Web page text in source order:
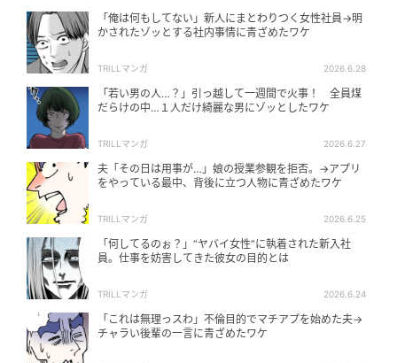
「俺は何もしてない」新人にまとわりつく女性社員→明
かされたゾッとする社内事情に青ざめたワケ
TRILLマンガ 2026.6.28
「若い男の人…？」引っ越して一週間で火事！ 全員煤
だらけの中…１人だけ綺麗な男にゾッとしたワケ
TRILLマンガ 2026.6.27
夫「その日は用事が…」娘の授業参観を拒否。→アプリ
をやっている最中、背後に立つ人物に青ざめたワケ
TRILLマンガ 2026.6.25
「何してるのぉ？」“ヤバイ女性”に執着された新入社
員。仕事を妨害してきた彼女の目的とは
TRILLマンガ 2026.6.24
「これは無理っスわ」不倫目的でマチアプを始めた夫→
チャラい後輩の一言に青ざめたワケ